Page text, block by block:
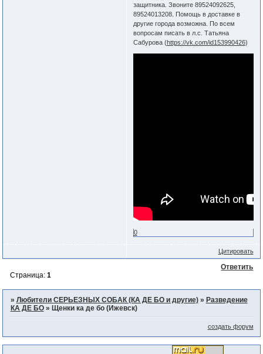
защитника. Звоните 89524092625,
89524013208. Помощь в доставке в
другие города возможна. По всем
вопросам писать в л.с. Татьяна
Сабурова (https://vk.com/id153990426)
0
Цитировать
Ответить
Страница: 1
» Любители СЕРЬЕЗНЫХ СОБАК (КА ДЕ БО и другие) » Разведение
КА ДЕ БО » Щенки ка де бо (Ижевск)
создать форум